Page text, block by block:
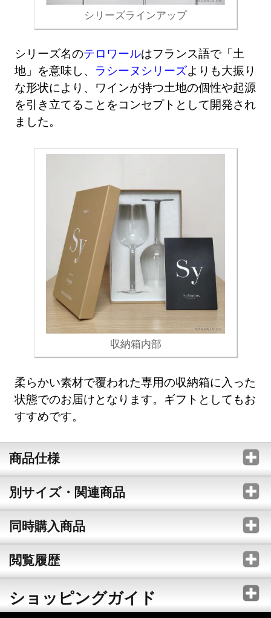
シリーズラインアップ
シリーズ名のテロワールはフランス語で「土
地」を意味し、 ラシーヌシリーズよりも大振り
な形状により、ワインが持つ土地の個性や起源
を引き立てることをコンセプトとして開発され
ました。
収納箱内部
柔らかい素材で覆われた専用の収納箱に入った
状態でのお届けとなります。ギフトとしてもお
すすめです。
商品仕様
別サイズ・関連商品
同時購入商品
閲覧履歴
ショッピングガイド